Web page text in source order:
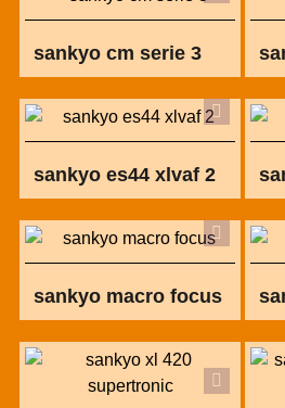
sankyo cm serie 3
sankyo es44 xlvaf 2
sankyo macro focus